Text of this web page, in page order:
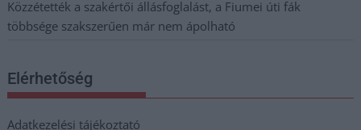
Közzétették a szakértői állásfoglalást, a Fiumei úti fák
többsége szakszerűen már nem ápolható
Elérhetőség
Adatkezelési tájékoztató